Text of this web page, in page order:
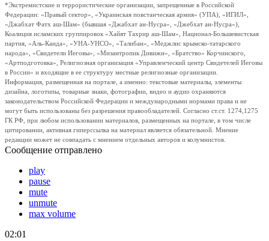
*Экстремистские и террористические организации, запрещенные в Российской
Федерации: «Правый сектор», «Украинская повстанческая армия» (УПА), «ИГИЛ»,
«Джабхат Фатх аш-Шам» (бывшая «Джабхат ан-Нусра», «Джебхат ан-Нусра»),
Коалиция исламских группировок «Хайят Тахрир аш-Шам», Национал-Большевистская
партия, «Аль-Каида», «УНА-УНСО», «Талибан», «Меджлис крымско-татарского
народа», «Свидетели Иеговы», «Мизантропик Дивижн», «Братство» Корчинского,
«Артподготовка», Религиозная организация «Управленческий центр Свидетелей Иеговы
в России» и входящие в ее структуру местные религиозные организации.
Информация, размещенная на портале, а именно: текстовые материалы, элементы
дизайна, логотипы, товарные знаки, фотографии, видео и аудио охраняются
законодательством Российской Федерации и международными нормами права и не
могут быть использованы без разрешения правообладателей. Согласно ст.ст. 1274,1275
ГК РФ, при любом использовании материалов, размещенных на портале, в том числе
цитировании, активная гиперссылка на материал является обязательной. Мнение
редакции может не совпадать с мнением отдельных авторов и колумнистов.
Сообщение отправлено
play
pause
mute
unmute
max volume
02:01